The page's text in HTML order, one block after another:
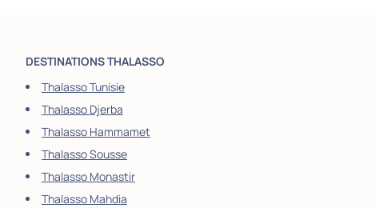
DESTINATIONS THALASSO
Thalasso Tunisie
Thalasso Djerba
Thalasso Hammamet
Thalasso Sousse
Thalasso Monastir
Thalasso Mahdia